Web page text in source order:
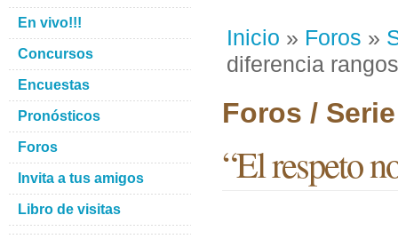
Inicio » Foros »
diferencia
Foros /
“El respeto
En vivo!!!
Concursos
Encuestas
Pronósticos
Foros
Invita a tus amigos
Libro de visitas